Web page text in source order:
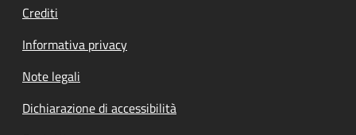
Crediti
Informativa privacy
Note legali
Dichiarazione di accessibilità